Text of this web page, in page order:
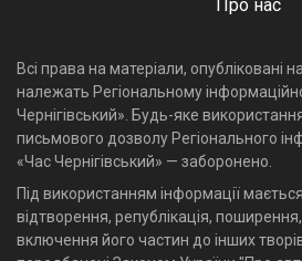
Про нас
Всі права на матеріали, опубліковані
належать Регіональному
Чернігівський». Будь-яке
письмового дозволу Регіонального
«Час Чернігівський» — заборонено.
Під використанням інформації
відтворення, републікація,
включення його частин до інших